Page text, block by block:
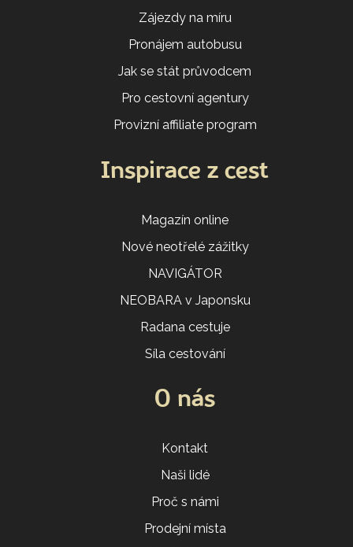
Zájezdy na míru
Pronájem autobusu
Jak se stát průvodcem
Pro cestovní agentury
Provizní affiliate program
Inspirace z cest
Magazín online
Nové neotřelé zážitky
NAVIGÁTOR
NEOBARA v Japonsku
Radana cestuje
Síla cestování
O nás
Kontakt
Naši lidé
Proč s námi
Prodejní místa